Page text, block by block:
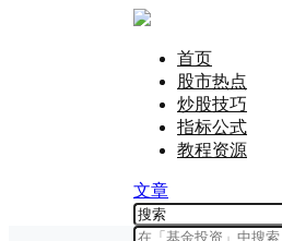
首页
股市热点
炒股技巧
指标公式
教程资源
文章